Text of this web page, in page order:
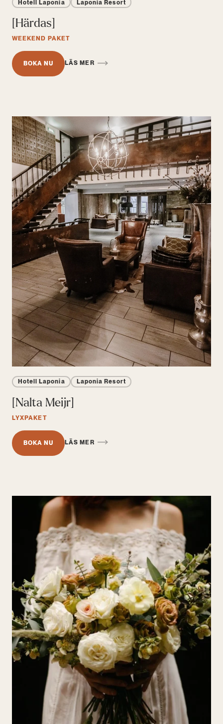
Hotell Laponia Laponia Resort
[Härdas]
WEEKEND PAKET
BOKA NU LÄS MER
Hotell Laponia Laponia Resort
[Nalta Meijr]
LYXPAKET
BOKA NU LÄS MER